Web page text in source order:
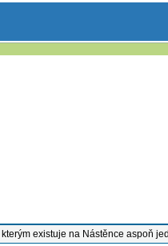
existuje na Nástěnce aspoň